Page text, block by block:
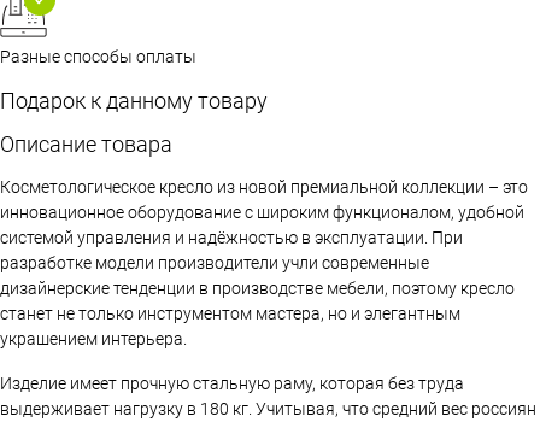
Разные способы оплаты
Подарок к данному товару
Описание товара
Косметологическое кресло из новой премиальной коллекции – это
инновационное оборудование с широким функционалом, удобной
системой управления и надёжностью в эксплуатации. При
разработке модели производители учли современные
дизайнерские тенденции в производстве мебели, поэтому кресло
станет не только инструментом мастера, но и элегантным
украшением интерьера.
Изделие имеет прочную стальную раму, которая без труда
выдерживает нагрузку в 180 кг. Учитывая, что средний вес россиян